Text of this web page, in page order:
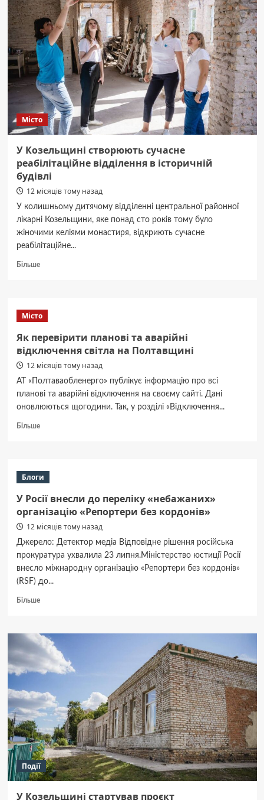
компанія
і
коли
бізнесу
потрібні
її
послуги
Місто
У Козельщині створюють сучасне
реабілітаційне відділення в історичній
будівлі
12 місяців тому назад
У колишньому дитячому відділенні центральної районної
лікарні Козельщини, яке понад сто років тому було
жіночими келіями монастиря, відкриють сучасне
реабілітаційне...
БільшеДокладніше
сучасне
відділення
в
історичній
Місто
Як перевірити планові та аварійні
відключення світла на Полтавщині
12 місяців тому назад
АТ «Полтаваобленерго» публікує інформацію про всі
планові та аварійні відключення на своєму сайті. Дані
оновлюються щогодини. Так, у розділі «Відключення...
БільшеДокладніше
та
відключення
світла
на
Блоги
У Росії внесли до переліку «небажаних»
організацію «Репортери без кордонів»
12 місяців тому назад
Джерело: Детектор медіа Відповідне рішення російська
прокуратура ухвалила 23 липня.Міністерство юстиції Росії
внесло міжнародну організацію «Репортери без кордонів»
(RSF) до...
БільшеДокладніше
Росії
внесли
до
переліку
«небажаних»
«Репортери
без
кордонів»
Події
У Козельщині стартував проєкт